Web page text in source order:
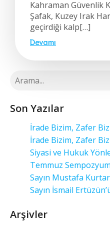
Kahraman Güvenlik
Şafak, Kuzey Irak
geçirdiği kalp[…]
Devamı
Son Yazılar
İrade Bizim, Zafer
İrade Bizim, Zafer
Siyasi ve Hukuk
Temmuz
Sayın Mustafa
Sayın İsmail
Arşivler